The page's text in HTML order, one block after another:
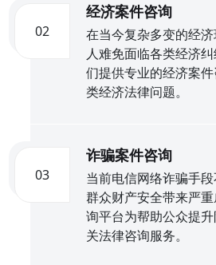
02
经济案件咨询
在当今复杂多变的经
人难免面临各类经济
们提供专业的经济案
类经济法律问题。
03
诈骗案件咨询
当前电信网络诈骗手
群众财产安全带来严
询平台为帮助公众提
关法律咨询服务。